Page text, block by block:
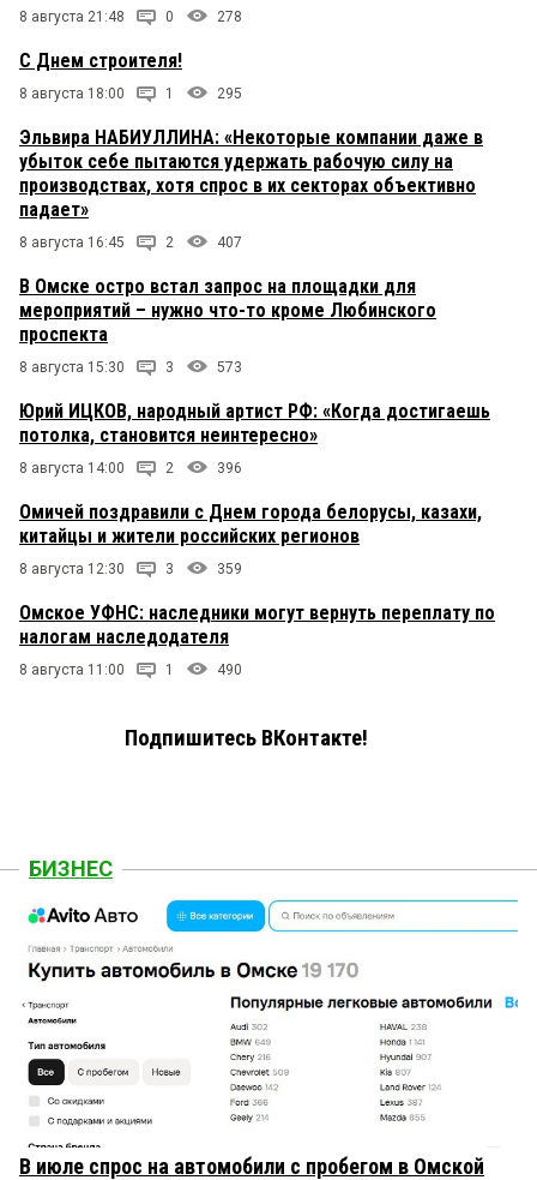
8 августа 21:48 0 278
С Днем строителя!
8 августа 18:00 1 295
Эльвира НАБИУЛЛИНА: «Некоторые компании даже в
убыток себе пытаются удержать рабочую силу на
производствах, хотя спрос в их секторах объективно
падает»
8 августа 16:45 2 407
В Омске остро встал запрос на площадки для
мероприятий – нужно что-то кроме Любинского
проспекта
8 августа 15:30 3 573
Юрий ИЦКОВ, народный артист РФ: «Когда достигаешь
потолка, становится неинтересно»
8 августа 14:00 2 396
Омичей поздравили с Днем города белорусы, казахи,
китайцы и жители российских регионов
8 августа 12:30 3 359
Омское УФНС: наследники могут вернуть переплату по
налогам наследодателя
8 августа 11:00 1 490
Подпишитесь ВКонтакте!
БИЗНЕС
В июле спрос на автомобили с пробегом в Омской